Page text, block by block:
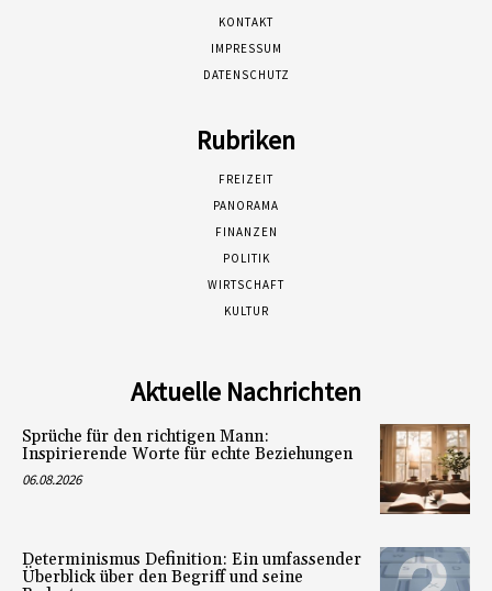
KONTAKT
IMPRESSUM
DATENSCHUTZ
Rubriken
FREIZEIT
PANORAMA
FINANZEN
POLITIK
WIRTSCHAFT
KULTUR
Aktuelle Nachrichten
Sprüche für den richtigen Mann:
Inspirierende Worte für echte Beziehungen
06.08.2026
Determinismus Definition: Ein umfassender
Überblick über den Begriff und seine